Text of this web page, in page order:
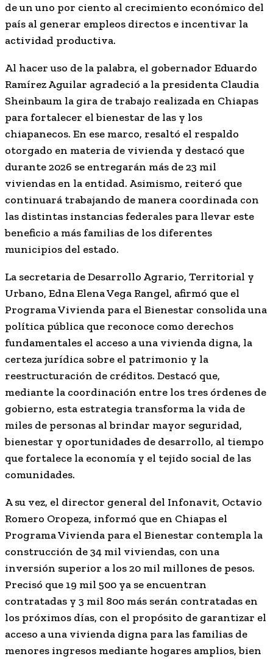
de un uno por ciento al crecimiento económico del
país al generar empleos directos e incentivar la
actividad productiva.
Al hacer uso de la palabra, el gobernador Eduardo
Ramírez Aguilar agradeció a la presidenta Claudia
Sheinbaum la gira de trabajo realizada en Chiapas
para fortalecer el bienestar de las y los
chiapanecos. En ese marco, resaltó el respaldo
otorgado en materia de vivienda y destacó que
durante 2026 se entregarán más de 23 mil
viviendas en la entidad. Asimismo, reiteró que
continuará trabajando de manera coordinada con
las distintas instancias federales para llevar este
beneficio a más familias de los diferentes
municipios del estado.
La secretaria de Desarrollo Agrario, Territorial y
Urbano, Edna Elena Vega Rangel, afirmó que el
Programa Vivienda para el Bienestar consolida una
política pública que reconoce como derechos
fundamentales el acceso a una vivienda digna, la
certeza jurídica sobre el patrimonio y la
reestructuración de créditos. Destacó que,
mediante la coordinación entre los tres órdenes de
gobierno, esta estrategia transforma la vida de
miles de personas al brindar mayor seguridad,
bienestar y oportunidades de desarrollo, al tiempo
que fortalece la economía y el tejido social de las
comunidades.
A su vez, el director general del Infonavit, Octavio
Romero Oropeza, informó que en Chiapas el
Programa Vivienda para el Bienestar contempla la
construcción de 34 mil viviendas, con una
inversión superior a los 20 mil millones de pesos.
Precisó que 19 mil 500 ya se encuentran
contratadas y 3 mil 800 más serán contratadas en
los próximos días, con el propósito de garantizar el
acceso a una vivienda digna para las familias de
menores ingresos mediante hogares amplios, bien